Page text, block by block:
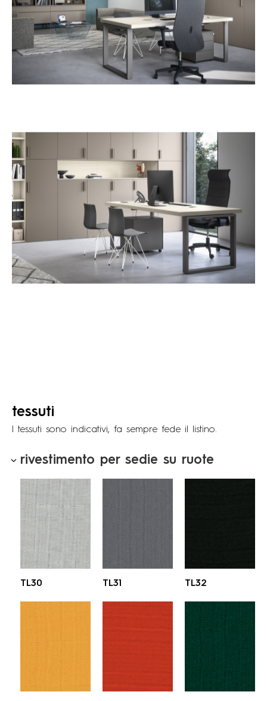
tessuti
I tessuti sono indicativi, fa sempre fede il listino.
rivestimento per sedie su ruote
TL30 TL31 TL32